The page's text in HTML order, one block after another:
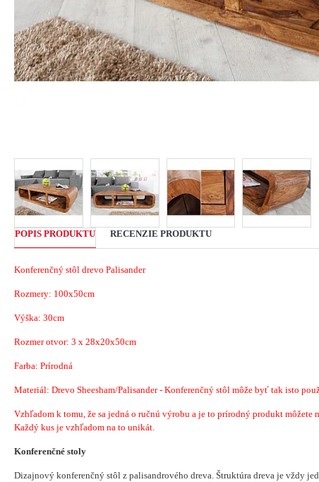
POPIS PRODUKTU RECENZIE PRODUKTU
Konferenčný stôl drevo Palisander
Rozmery: 100x50cm
Výška: 30cm
Rozmer otvor: 3 x 28x20x50cm
Farba: Prírodná
Materiál: Drevo Sheesham/Palisander - Konferenčný stôl môže byť tak isto
Vzhľadom k tomu, že sa jedná o ručnú výrobu a je to prírodný produkt
Každý kus je vzhľadom na to unikát.
Konferenčné stoly
Dizajnový konferenčný stôl z palisandrového dreva. Štruktúra dreva je vždy